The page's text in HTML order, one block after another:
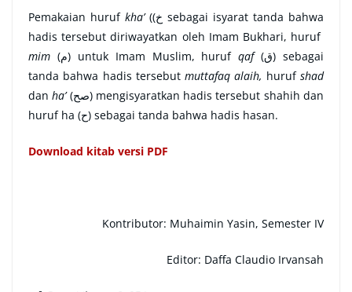
Pemakaian huruf kha’ ((خ sebagai isyarat tanda bahwa
hadis tersebut diriwayatkan oleh Imam Bukhari, huruf
mim
(م) untuk Imam Muslim, hurufqaf(ق) sebagai
tanda bahwa hadis tersebutmuttafaq alaih, hurufshad
danha’(صح) mengisyaratkan hadis tersebut shahih dan
huruf ha (ح) sebagai tanda bahwa hadis hasan.
Download kitab versi PDF
Kontributor: Muhaimin Yasin, Semester IV
Editor: Daffa Claudio Irvansah